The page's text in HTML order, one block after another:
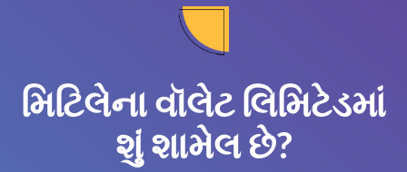
મિટિલેના વૉલેટ લિમિટેડમાં
શું શામેલ છે?